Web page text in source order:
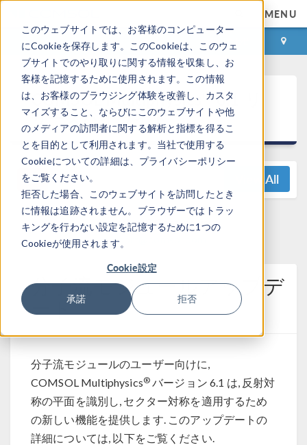
このウェブサイトでは、お客様のコンピューター
にCookieを保存します。このCookieは、このウェ
ブサイトでのやり取りに関する情報を収集し、お
客様を記憶するために使用されます。この情報
は、お客様のブラウジング体験を改善し、カスタ
マイズすること、ならびにこのウェブサイトや他
のメディアの訪問者に関する解析と指標を得るこ
とを目的として利用されます。当社で使用する
Cookieについての詳細は、プライバシーポリシー
をご覧ください。
拒否した場合、このウェブサイトを訪問したとき
に情報は追跡されません。ブラウザーではトラッ
キングを行わない設定を記憶するために1つの
Cookieが使用されます。
Cookie設定
承諾 拒否
MENU
ログイン お問い合わせ
COMSOL Multiphysics ®6.1 リ
リースハイライト
View All
Questions? Contact us:
support@comsol.com
分子流モジュールアップデ
ート
分子流モジュールのユーザー向けに,
COMSOL Multiphysics® バージョン 6.1 は, 反射対
称の平面を識別し, セクター対称を適用するため
の新しい機能を提供します. このアップデートの
詳細については, 以下をご覧ください.